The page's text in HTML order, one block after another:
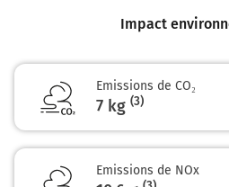
Impact
Emissions de CO₂
7 kg (3)
Emissions de NOx